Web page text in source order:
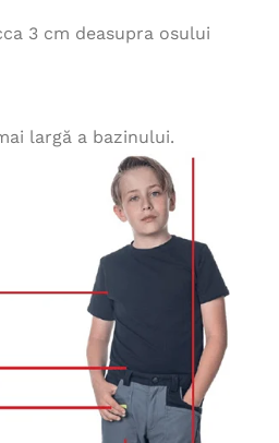
3 cm deasupra osului
largă a bazinului.